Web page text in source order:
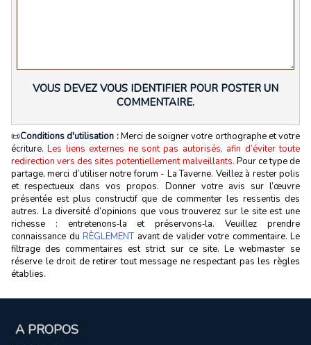
VOUS DEVEZ VOUS IDENTIFIER POUR POSTER UN
COMMENTAIRE.
📜Conditions d'utilisation :Merci de soigner votre orthographe et votre
écriture.Les liens externes ne sont pas autorisés, afin d’éviter toute
redirection vers des sites potentiellement malveillants. Pour ce type de
partage, merci d’utiliser notre forum - La Taverne. Veillez à rester polis
et respectueux dans vos propos. Donner votre avis sur l’œuvre
présentée est plus constructif que de commenter les ressentis des
autres. La diversité d’opinions que vous trouverez sur le site est une
richesse : entretenons‑la et préservons‑la. Veuillez prendre
connaissance du RÈGLEMENTavant de valider votre commentaire. Le
filtrage des commentaires est strict sur ce site. Le webmaster se
réserve le droit de retirer tout message ne respectant pas les règles
établies.
A PROPOS